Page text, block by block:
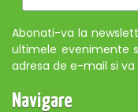
Abonati-va la
ultimele evenimente
adresa de e-mail si
Navigare